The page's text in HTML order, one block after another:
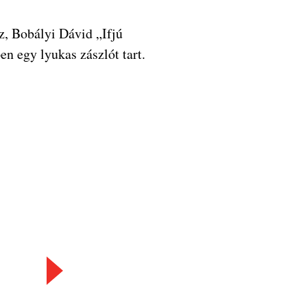
Bobályi Dávid „Ifjú
egy lyukas zászlót tart.